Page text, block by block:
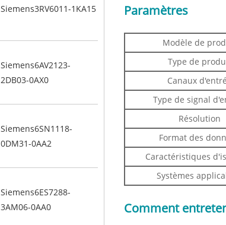
Siemens3RV6011-1KA15
Siemens6AV2123-
2DB03-0AX0
Siemens6SN1118-
0DM31-0AA2
Siemens6ES7288-
3AM06-0AA0
Paramètres
Modèle de
Type de
Canaux
Type de signal
Résolution
Format des
Caractéristiques
Systèmes
Comment